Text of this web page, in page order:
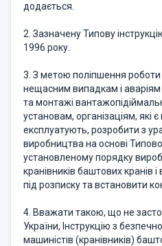
додається.
2. Зазначену Типову
1996 року.
3. З метою поліпшення
нещасним випадкам і аваріям
та монтажі
установам, організаціям, які
експлуатують, розробити з
виробництва на основі
установленому порядку
кранівників баштових кранів
під розписку та встановити
4. Вважати такою, що не
України, Інструкцію з
машиністів (кранівників)